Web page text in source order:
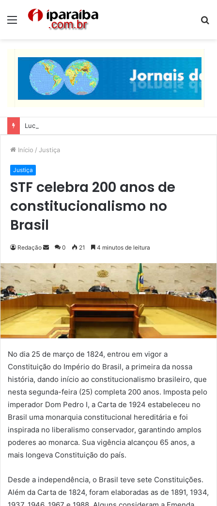
Menu
Início / Justiça
Justiça
STF celebra 200 anos de
constitucionalismo no
Brasil
Redação
d
e
u
e
-
m
0 21 4 minutos de leitura
No dia 25 de março de 1824, entrou em vigor a
Constituição do Império do Brasil, a primeira da nossa
história, dando início ao constitucionalismo brasileiro, que
nesta segunda-feira (25) completa 200 anos. Imposta pelo
imperador Dom Pedro I, a Carta de 1924 estabeleceu no
Brasil uma monarquia constitucional hereditária e foi
inspirada no liberalismo conservador, garantindo amplos
poderes ao monarca. Sua vigência alcançou 65 anos, a
mais longeva Constituição do país.
Desde a independência, o Brasil teve sete Constituições.
Além da Carta de 1824, foram elaboradas as de 1891, 1934,